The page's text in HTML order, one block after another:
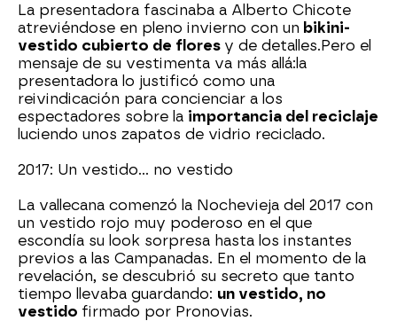
La presentadora fascinaba a Alberto Chicote
atreviéndose en pleno invierno con un bikini-
vestido cubierto de flores y de detalles.Pero el
mensaje de su vestimenta va más allá: la
presentadora lo justificó como una
reivindicación para concienciar a los
espectadores sobre la importancia del reciclaje
luciendo unos zapatos de vidrio reciclado.
2017: Un vestido... no vestido
La vallecana comenzó la Nochevieja del 2017 con
un vestido rojo muy poderoso en el que
escondía su look sorpresa hasta los instantes
previos a las Campanadas. En el momento de la
revelación, se descubrió su secreto que tanto
tiempo llevaba guardando: un vestido, no
vestido firmado por Pronovias.